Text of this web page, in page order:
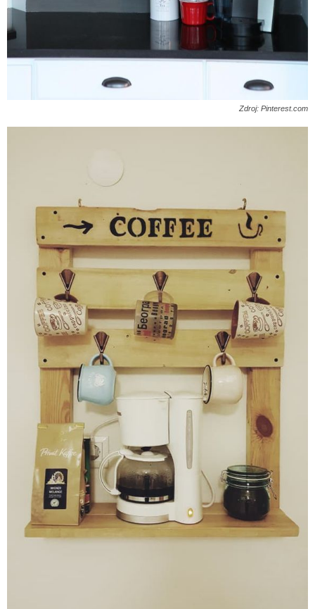
Zdroj: Pinterest.com